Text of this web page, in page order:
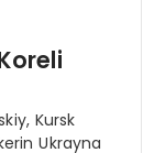
Kursk
Ukrayna